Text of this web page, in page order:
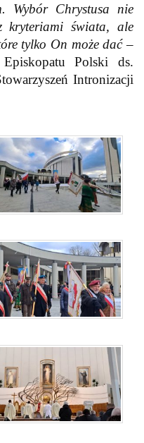
Wybór Chrystusa nie
kryteriami świata, ale
tylko On może dać–
Polski ds.
Intronizacji